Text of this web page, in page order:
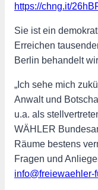
https://chng.it/
Sie ist ein
Erreichen
Berlin behandelt
„Ich sehe mich
Anwalt und
u.a. als
WÄHLER
Räume bestens
Fragen und
info@freiewaehler-